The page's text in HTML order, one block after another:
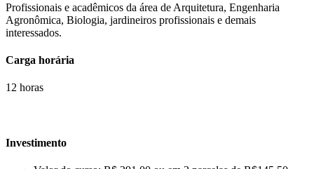
Profissionais e acadêmicos da área de Arquitetura, Engenharia
Agronômica, Biologia, jardineiros profissionais e demais
interessados.
Carga horária
12 horas
Investimento